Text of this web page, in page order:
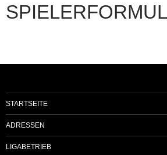
STARTSEITE
ADRESSEN
LIGABETRIEB